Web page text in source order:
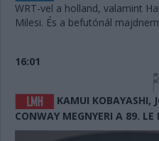
WRT-vel a holland, valamint
Milesi. És a befutónál
16:01
KAMUI KOBAYASHI,
CONWAY MEGNYERI A 89.